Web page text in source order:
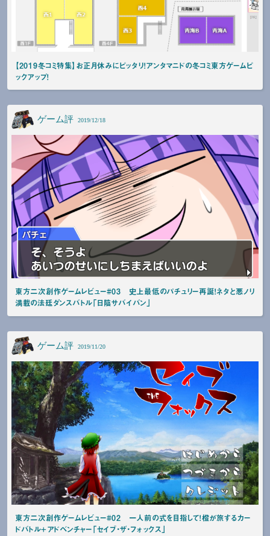
【2019冬コミ特集】お正月休みにピッタリ！アンタマニドの冬コミ東方ゲームピ
ックアップ！
ゲーム評 2019/12/18
東方二次創作ゲームレビュー#03 史上最低のパチュリー再誕！ネタと悪ノリ
満載の法廷ダンスバトル「日陰サバイバン」
ゲーム評 2019/11/20
東方二次創作ゲームレビュー#02 一人前の式を目指して！橙が旅するカー
ドバトル+アドベンチャー「セイブ・ザ・フォックス」